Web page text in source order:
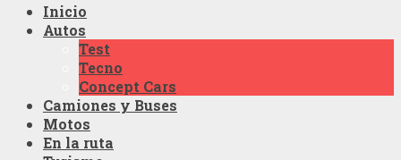
Inicio
Autos
Test
Tecno
Concept Cars
Camiones y Buses
Motos
En la ruta